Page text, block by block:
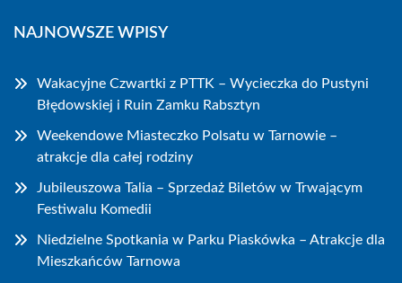
NAJNOWSZE WPISY
Wakacyjne Czwartki z PTTK – Wycieczka do Pustyni
Błędowskiej i Ruin Zamku Rabsztyn
Weekendowe Miasteczko Polsatu w Tarnowie –
atrakcje dla całej rodziny
Jubileuszowa Talia – Sprzedaż Biletów w Trwającym
Festiwalu Komedii
Niedzielne Spotkania w Parku Piaskówka – Atrakcje dla
Mieszkańców Tarnowa